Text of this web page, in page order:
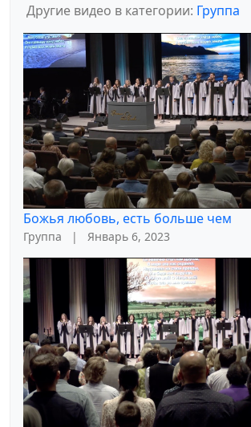
Другие видео в категории: Группа
Божья любовь, есть больше чем
Группа | Январь 6, 2023